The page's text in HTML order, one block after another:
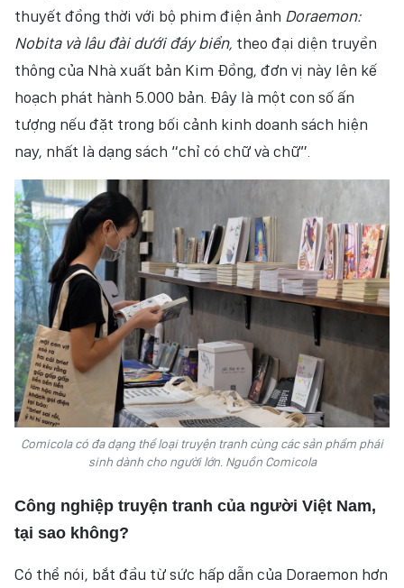
thuyết đồng thời với bộ phim điện ảnh Doraemon:
Nobita và lâu đài dưới đáy biển, theo đại diện truyền
thông của Nhà xuất bản Kim Đồng, đơn vị này lên kế
hoạch phát hành 5.000 bản. Đây là một con số ấn
tượng nếu đặt trong bối cảnh kinh doanh sách hiện
nay, nhất là dạng sách “chỉ có chữ và chữ”.
Comicola có đa dạng thể loại truyện tranh cùng các sản phẩm phái
sinh dành cho người lớn. Nguồn Comicola
Công nghiệp truyện tranh của người Việt Nam,
tại sao không?
Có thể nói, bắt đầu từ sức hấp dẫn của Doraemon hơn